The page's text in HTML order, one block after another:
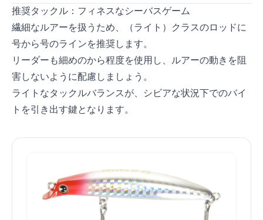
推奨タックル：フィネスなシーバスゲーム
繊細なルアーを扱うため、L（ライト）クラスのロッドにPE0.6
号から0.8号のラインを推奨します。
リーダーも細めの12lbから16lb程度を使用し、ルアーの動きを阻
害しないように配慮しましょう。
ライトなタックルバランスが、シビアな状況下でのバイ
トを引き出す鍵となります。